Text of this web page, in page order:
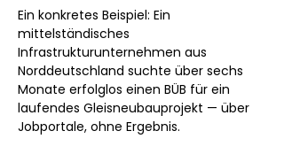
Ein konkretes Beispiel: Ein
mittelständisches
Infrastrukturunternehmen aus
Norddeutschland suchte über sechs
Monate erfolglos einen BÜB für ein
laufendes Gleisneubauprojekt — über
Jobportale, ohne Ergebnis.